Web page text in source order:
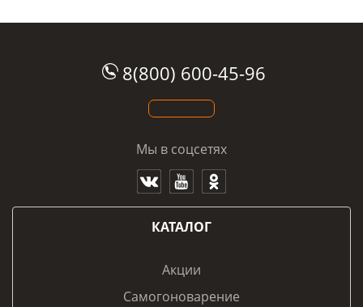
8(800) 600-45-96
Мы в соцсетях
КАТАЛОГ
Акции
Самогоноварение